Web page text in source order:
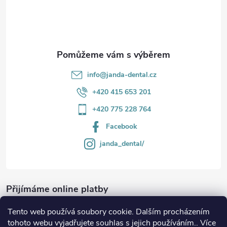
Tento web používá soubory cookie. Dalším procházením
tohoto webu vyjadřujete souhlas s jejich používáním.. Více
info@janda-dental.cz
+420 415 653 201
+420 775 228 764
Facebook
janda_dental/
Přijímáme online platby